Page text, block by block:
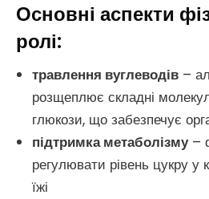
Основні аспекти
ролі:
травлення вуглеводів –
розщеплює складні
глюкози, що забезпечує
підтримка метаболізму–
регулювати рівень цукру у
їжі